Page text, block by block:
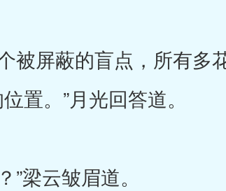
屏蔽的盲点，所有多
置。”月光回答道。
云皱眉道。